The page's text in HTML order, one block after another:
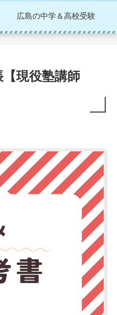
広島の中学＆高校受験
現役塾講師